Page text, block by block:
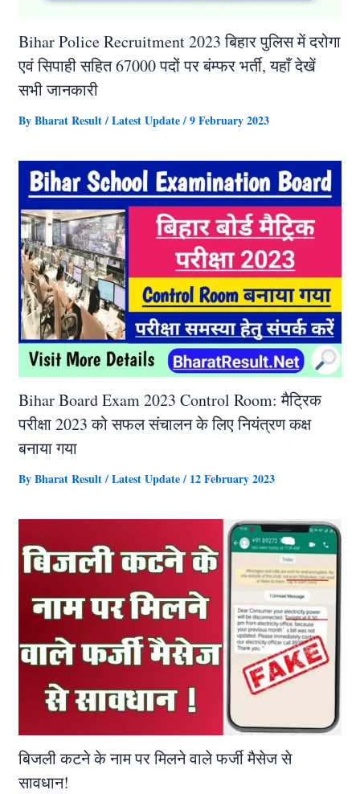
Bihar Police Recruitment 2023 बिहार पुलिस में दरोगा
एवं सिपाही सहित 67000 पदों पर बंम्फर भर्ती, यहाँ देखें
सभी जानकारी
ByBharat Result/Latest Update/9 February 2023
Bihar Board Exam 2023 Control Room: मैट्रिक
परीक्षा 2023 को सफल संचालन के लिए नियंत्रण कक्ष
बनाया गया
ByBharat Result/Latest Update/ 12 February 2023
बिजली कटने के नाम पर मिलने वाले फर्जी मैसेज से
सावधान!